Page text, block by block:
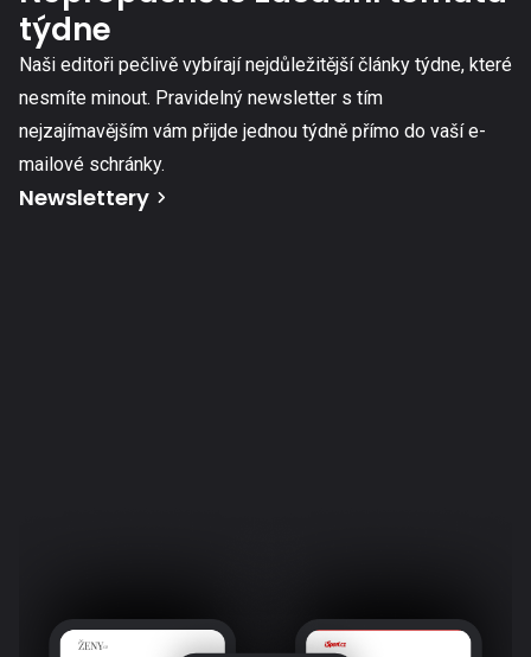
týdne
Naši editoři pečlivě vybírají nejdůležitější články týdne, které
nesmíte minout. Pravidelný newsletter s tím
nejzajímavějším vám přijde jednou týdně přímo do vaší e-
mailové schránky.
Newslettery